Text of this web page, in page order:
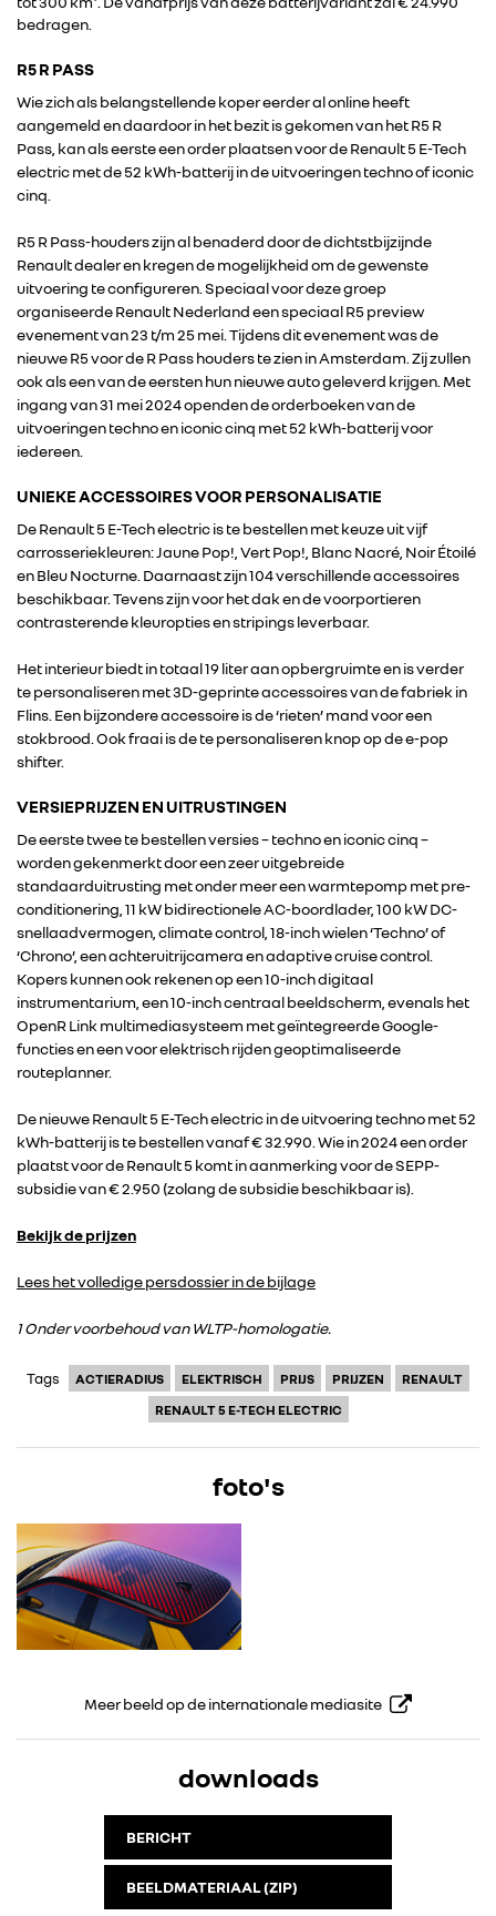
RENAULT GROUP
RENAULT
DACIA
ALPINE
ALLIANCE
FOTO’S & VIDEO’S
IN DE MEDIA
CONTACT
bedragen.
R5 R PASS
Wie zich als belangstellende koper eerder al online heeft
aangemeld en daardoor in het bezit is gekomen van het R5 R
Pass, kan als eerste een order plaatsen voor de Renault 5 E-Tech
electric met de 52 kWh-batterij in de uitvoeringen techno of iconic
cinq.
R5 R Pass-houders zijn al benaderd door de dichtstbijzijnde
Renault dealer en kregen de mogelijkheid om de gewenste
uitvoering te configureren. Speciaal voor deze groep
organiseerde Renault Nederland een speciaal R5 preview
evenement van 23 t/m 25 mei. Tijdens dit evenement was de
nieuwe R5 voor de R Pass houders te zien in Amsterdam. Zij zullen
ook als een van de eersten hun nieuwe auto geleverd krijgen. Met
ingang van 31 mei 2024 openden de orderboeken van de
uitvoeringen techno en iconic cinq met 52 kWh-batterij voor
iedereen.
UNIEKE ACCESSOIRES VOOR PERSONALISATIE
De Renault 5 E-Tech electric is te bestellen met keuze uit vijf
carrosseriekleuren: Jaune Pop!, Vert Pop!, Blanc Nacré, Noir Étoilé
en Bleu Nocturne. Daarnaast zijn 104 verschillende accessoires
beschikbaar. Tevens zijn voor het dak en de voorportieren
contrasterende kleuropties en stripings leverbaar.
Het interieur biedt in totaal 19 liter aan opbergruimte en is verder
te personaliseren met 3D-geprinte accessoires van de fabriek in
Flins. Een bijzondere accessoire is de ‘rieten’ mand voor een
stokbrood. Ook fraai is de te personaliseren knop op de e-pop
shifter.
VERSIEPRIJZEN EN UITRUSTINGEN
De eerste twee te bestellen versies – techno en iconic cinq –
worden gekenmerkt door een zeer uitgebreide
standaarduitrusting met onder meer een warmtepomp met pre-
conditionering, 11 kW bidirectionele AC-boordlader, 100 kW DC-
snellaadvermogen, climate control, 18-inch wielen ‘Techno’ of
‘Chrono’, een achteruitrijcamera en adaptive cruise control.
Kopers kunnen ook rekenen op een 10-inch digitaal
instrumentarium, een 10-inch centraal beeldscherm, evenals het
OpenR Link multimediasysteem met geïntegreerde Google-
functies en een voor elektrisch rijden geoptimaliseerde
routeplanner.
De nieuwe Renault 5 E-Tech electric in de uitvoering techno met 52
kWh-batterij is te bestellen vanaf € 32.990. Wie in 2024 een order
plaatst voor de Renault 5 komt in aanmerking voor de SEPP-
subsidie van € 2.950 (zolang de subsidie beschikbaar is).
Bekijk de prijzen
Lees het volledige persdossier in de bijlage
1 Onder voorbehoud van WLTP-homologatie.
Tags ACTIERADIUS ELEKTRISCH PRIJS PRIJZEN
RENAULT
RENAULT 5 E-TECH ELECTRIC
foto's
Meer beeld op de internationale mediasite
downloads
BERICHT
BEELDMATERIAAL (ZIP)